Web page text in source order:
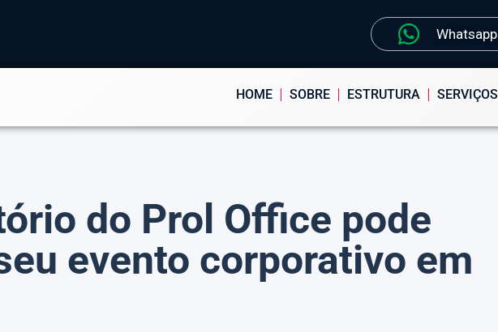
Whatsapp
HOME SOBRE ESTRUTURA SERVIÇOS
do Prol Office pode
evento corporativo em